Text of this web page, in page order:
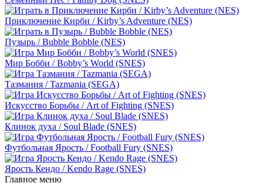
Приключение Кирби / Kirby’s Adventure (NES)
Пузырь / Bubble Bobble (NES)
Мир Бобби / Bobby’s World (SNES)
Тазмания / Tazmania (SEGA)
Искусство Борьбы / Art of Fighting (SNES)
Клинок духа / Soul Blade (SNES)
Футбольная Ярость / Football Fury (SNES)
Ярость Кендо / Kendo Rage (SNES)
Главное меню